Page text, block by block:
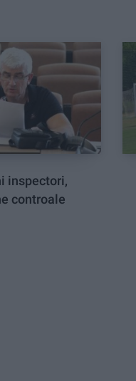
inspectori,
controale